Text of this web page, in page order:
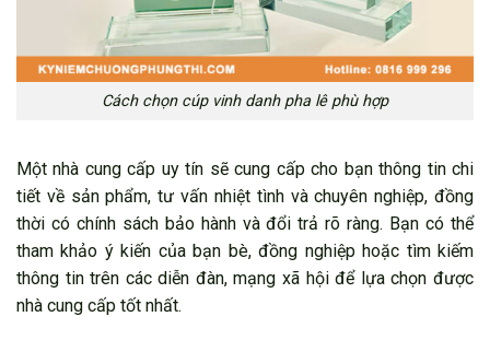
Cách chọn cúp vinh danh pha lê phù hợp
Một nhà cung cấp uy tín sẽ cung cấp cho bạn thông tin chi
tiết về sản phẩm, tư vấn nhiệt tình và chuyên nghiệp, đồng
thời có chính sách bảo hành và đổi trả rõ ràng. Bạn có thể
tham khảo ý kiến của bạn bè, đồng nghiệp hoặc tìm kiếm
thông tin trên các diễn đàn, mạng xã hội để lựa chọn được
nhà cung cấp tốt nhất.